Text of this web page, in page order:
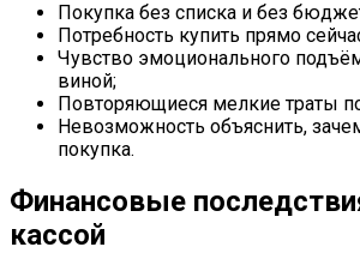
Покупка без списка и без
Потребность купить прямо
Чувство эмоционального
виной;
Повторяющиеся мелкие траты
Невозможность объяснить,
покупка.
Финансовые
кассой